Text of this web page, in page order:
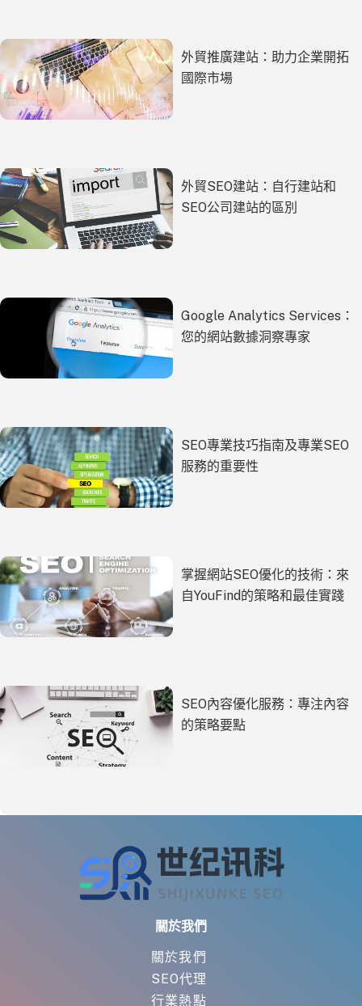
外貿推廣建站：助力企業開拓
國際市場
外貿SEO建站：自行建站和
SEO公司建站的區別
Google Analytics Services：
您的網站數據洞察專家
SEO專業技巧指南及專業SEO
服務的重要性
掌握網站SEO優化的技術：來
自YouFind的策略和最佳實踐
SEO內容優化服務：專注內容
的策略要點
關於我們
關於我們
SEO代理
行業熱點